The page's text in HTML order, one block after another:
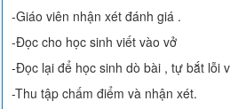
-Giáo viên nhận xét đánh giá .
-Đọc cho học sinh viết vào vở
-Đọc lại để học sinh dò bài , tự bắt lỗi
-Thu tập chấm điểm và nhận xét.